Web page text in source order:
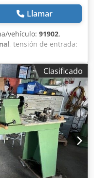
Llamar
vehículo: 91902,
, tensión de entrada:
hojas de sierra. Buen
Chjdpfxjzgfx Ns Aiqja
Clasificado